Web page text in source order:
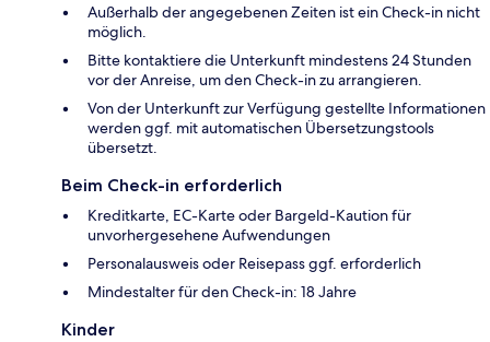
Außerhalb der angegebenen Zeiten ist ein Check-in nicht
möglich.
Bitte kontaktiere die Unterkunft mindestens 24 Stunden
vor der Anreise, um den Check-in zu arrangieren.
Von der Unterkunft zur Verfügung gestellte Informationen
werden ggf. mit automatischen Übersetzungstools
übersetzt.
Beim Check-in erforderlich
Kreditkarte, EC-Karte oder Bargeld-Kaution für
unvorhergesehene Aufwendungen
Personalausweis oder Reisepass ggf. erforderlich
Mindestalter für den Check-in: 18 Jahre
Kinder